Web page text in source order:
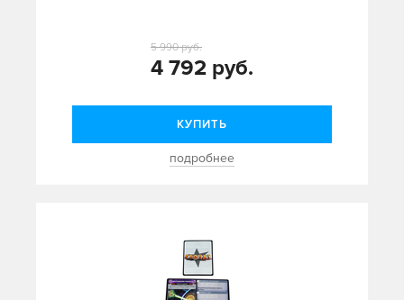
4 792 руб.
5 990 руб.
КУПИТЬ
подробнее